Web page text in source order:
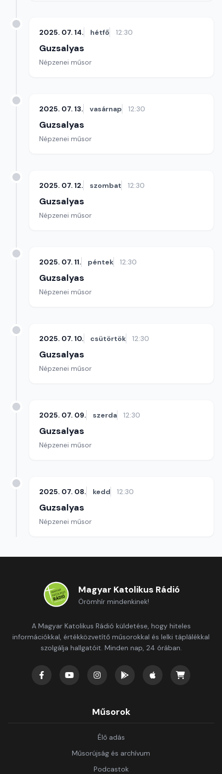
2025. 07. 14. hétfő 12:30
Guzsalyas
Népzenei műsor
2025. 07. 13. vasárnap 12:30
Guzsalyas
Népzenei műsor
2025. 07. 12. szombat 12:30
Guzsalyas
Népzenei műsor
2025. 07. 11. péntek 12:30
Guzsalyas
Népzenei műsor
2025. 07. 10. csütörtök 12:30
Guzsalyas
Népzenei műsor
2025. 07. 09. szerda 12:30
Guzsalyas
Népzenei műsor
2025. 07. 08. kedd 12:30
Guzsalyas
Népzenei műsor
Magyar Katolikus Rádió
Örömhír mindenkinek!
A Magyar Katolikus Rádió küldetése, hogy hiteles
információkkal, értékközvetítő műsorokkal és lelki táplálékkal
szolgálja hallgatóit. Minden nap, 24 órában.
Műsorok
Élő adás
Műsorújság és archívum
Podcastok